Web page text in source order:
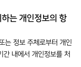
는 개인정보의 항
는 정보 주체로부터 개인
간 내에서 개인정보를 처